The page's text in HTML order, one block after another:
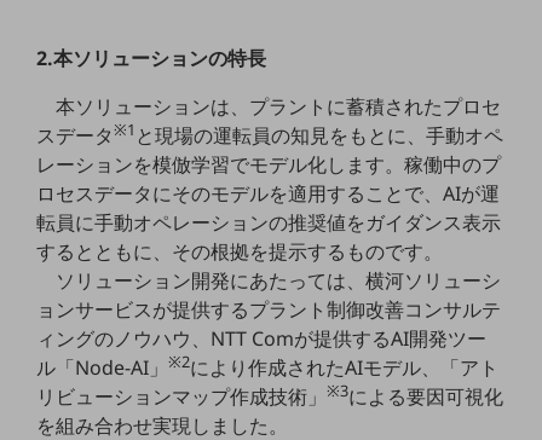
コミュニケーション・情報共有
マーケティング
業務効率化
災害対策
職場環境整備
地域共創・地方創生
セキュリティ対策
遠隔監視
顧客体験（CX）改善
2.本ソリューションの特長
本ソリューションは、プラントに蓄積されたプロセ
スデータ※1 と現場の運転員の知見をもとに、手動オペ
レーションを模倣学習でモデル化します。稼働中のプ
ロセスデータにそのモデルを適用することで、AIが運
転員に手動オペレーションの推奨値をガイダンス表示
するとともに、その根拠を提示するものです。
ソリューション開発にあたっては、横河ソリューシ
ョンサービスが提供するプラント制御改善コンサルテ
ィングのノウハウ、NTT Comが提供するAI開発ツー
ル「Node-AI」※2により作成されたAIモデル、「アト
リビューションマップ作成技術」※3による要因可視化
を組み合わせ実現しました。